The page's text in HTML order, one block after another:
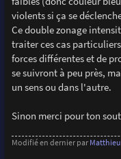
violents si ça se
Ce double zonage
traiter ces cas
forces différentes et de
se suivront à peu près,
un sens ou dans l'autre.
Sinon merci pour ton
Modifié en dernier par Matthieu